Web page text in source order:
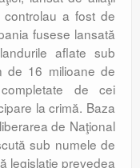
a fost de
fusese lansată
aflate sub
de 16 milioane de
de cei
la crimă. Baza
de Naţional
sub numele de
legislaţie prevedea